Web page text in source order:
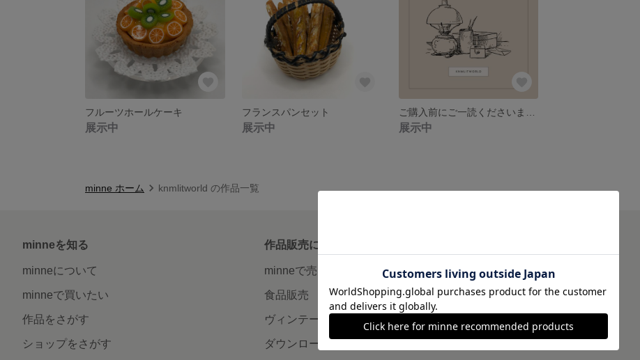
フルーツホールケーキ
展示中
フランスパンセット
展示中 展示中
minne ホーム knmlitworld の作品一覧
minneを知る
minneについて
minneで買いたい
作品をさがす
ショップをさがす
作品販売について
minneで売りたい
食品販売
ヴィンテージ販売
ダウンロード販売
minneとものづくりと
minne学習帖